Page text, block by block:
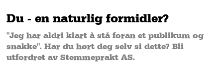
Du - en naturlig formidler?
"Jeg har aldri klart å stå foran et publikum og
snakke". Har du hørt deg selv si dette? Bli
utfordret av Stemmeprakt AS.